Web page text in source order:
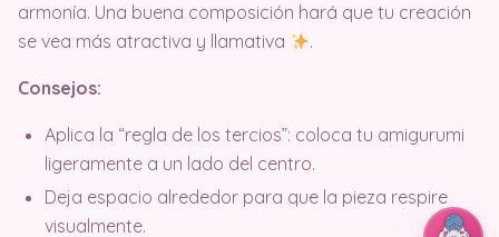
armonía. Una buena composición hará que tu creación
se vea más atractiva y llamativa
.
Consejos:
Aplica la “regla de los tercios”: coloca tu amigurumi
ligeramente a un lado del centro.
Deja espacio alrededor para que la pieza respire
visualmente.